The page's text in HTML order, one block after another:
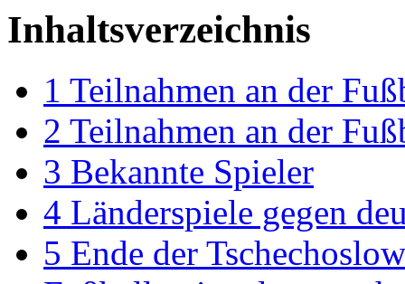
Inhaltsverzeichnis
1 Teilnahmen an der
2 Teilnahmen an der
3 Bekannte Spieler
4 Länderspiele gegen
5 Ende der